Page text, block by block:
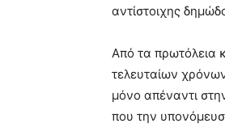
αντίστοιχης
Από τα πρωτόλεια
τελευταίων
μόνο απέναντι
που την